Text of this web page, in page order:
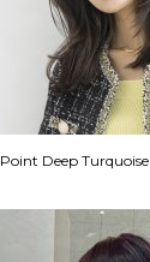
Point Deep Turquoise